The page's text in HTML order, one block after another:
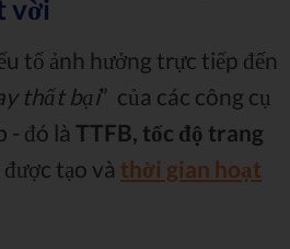
vời
tố ảnh hưởng trực tiếp đến
thất bại” của các công cụ
- đó là TTFB, tốc độ trang
tạo và thời gian hoạt